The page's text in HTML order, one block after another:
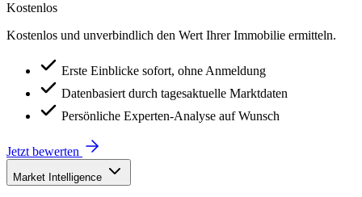
Kostenlos
Kostenlos und unverbindlich den Wert Ihrer Immobilie ermitteln.
Erste Einblicke sofort, ohne Anmeldung
Datenbasiert durch tagesaktuelle Marktdaten
Persönliche Experten-Analyse auf Wunsch
Jetzt bewerten
Market Intelligence